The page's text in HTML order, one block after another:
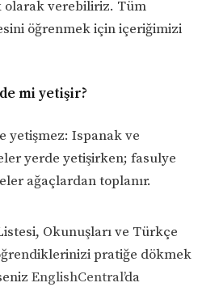
olarak verebiliriz. Tüm
öğrenmek için içeriğimizi
mi yetişir?
yetişmez: Ispanak ve
yerde yetişirken; fasulye
ağaçlardan toplanır.
Okunuşları ve Türkçe
pratiğe dökmek
EnglishCentral’da